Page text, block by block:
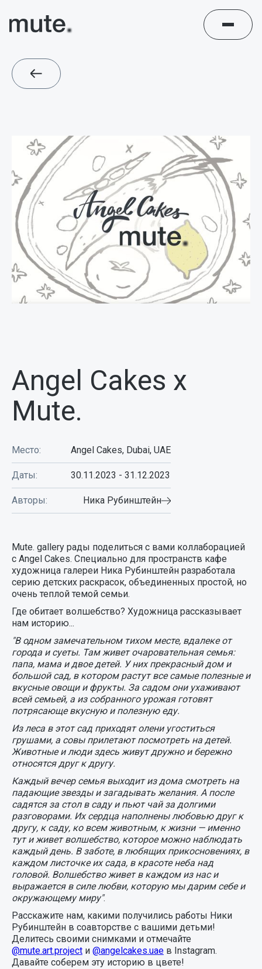
Angel Cakes x
Mute.
Место: Angel Cakes, Dubai, UAE
Даты: 30.11.2023 -31.12.2023
Авторы: Ника Рубинштейн
Mute. gallery рады поделиться с вами коллаборацией
с Angel Cakes. Специально для пространств кафе
художница галереи Ника Рубинштейн разработала
серию детских раскрасок, объединенных простой, но
очень теплой темой семьи.
Где обитает волшебство? Художница рассказывает
нам историю...
"В одном замечательном тихом месте, вдалеке от
города и суеты. Там живет очаровательная семья:
папа, мама и двое детей. У них прекрасный дом и
большой сад, в котором растут все самые полезные и
вкусные овощи и фрукты. За садом они ухаживают
всей семьей, а из собранного урожая готовят
потрясающе вкусную и полезную еду.
Из леса в этот сад приходят олени угоститься
грушами, а совы прилетают посмотреть на детей.
Животные и люди здесь живут дружно и бережно
относятся друг к другу.
Каждый вечер семья выходит из дома смотреть на
падающие звезды и загадывать желания. А после
садятся за стол в саду и пьют чай за долгими
разговорами. Их сердца наполнены любовью друг к
другу, к саду, ко всем животным, к жизни — именно
тут и живет волшебство, которое можно наблюдать
каждый день. В заботе, в любящих прикосновениях, в
каждом листочке их сада, в красоте неба над
головой. Волшебство живет в каждом из нас и
выражается в силе любви, которую мы дарим себе и
окружающему миру".
Расскажите нам, какими получились работы Ники
Рубинштейн в соавторстве с вашими детьми!
Делитесь своими снимками и отмечайте
@mute.art.projectи @angelcakes.uaeв Instagram.
Давайте соберем эту историю в цвете!